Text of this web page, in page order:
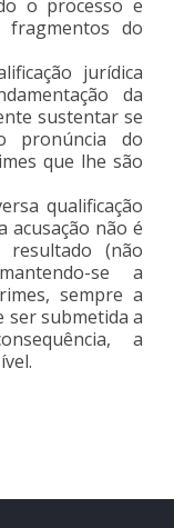
o processo e
fragmentos do
jurídica
da
sustentar se
pronúncia do
que lhe são
qualificação
acusação não é
resultado (não
se a
sempre a
ser submetida a
a